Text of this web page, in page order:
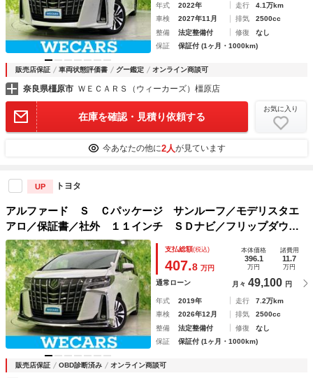
年式 2022年 走行
4.1万km
車検
2027年11月 排気
2500cc
整備
法定整備付 修復
なし
保証
保証付 (1ヶ月・1000km)
販売店保証 車両状態評価書 グー鑑定 オンライン商談可
奈良県橿原市 ＷＥＣＡＲＳ（ウィーカーズ）橿原店
在庫を確認・見積り依頼する
お気に入り
今あなたの他に2人が見ています
UP トヨタ
アルファード Ｓ Ｃパッケージ サンルーフ／モデリスタエ
アロ／保証書／社外 １１インチ ＳＤナビ／フリップダウン
モニター 社外 １２．８インチ／トヨタセーフティセンス／
両側電動スライドドア／シートヒーター 前席
支払総額(税込)
407.8 万円
本体価格
396.1
万円
諸費用
11.7
万円
通常ローン 月々 49,100 円
年式 2019年 走行
7.2万km
車検
2026年12月 排気
2500cc
整備
法定整備付 修復
なし
保証
保証付 (1ヶ月・1000km)
販売店保証 OBD診断済み オンライン商談可